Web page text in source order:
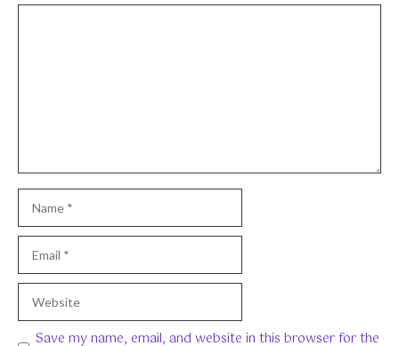
Comment
Name
Email
Website
Save my name, email, and website in this browser for the